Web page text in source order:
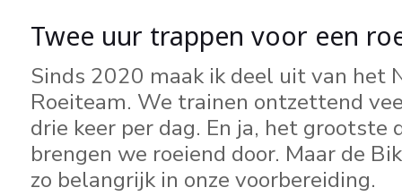
Twee uur trappen voor een
Sinds 2020 maak ik deel uit van het
Roeiteam. We trainen ontzettend
drie keer per dag. En ja, het grootste
brengen we roeiend door. Maar de
zo belangrijk in onze voorbereiding.